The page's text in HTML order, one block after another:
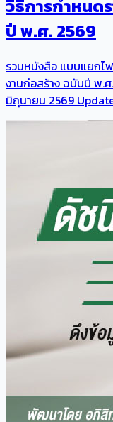
วิธีการกําหนด
ปี พ.ศ. 2569
รวมหนังสือ แบบแยกไ
งานก่อสร้าง ฉบับปี พ.ศ
มิถุนายน 2569